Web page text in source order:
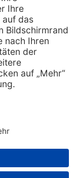
& Kritik
Preise